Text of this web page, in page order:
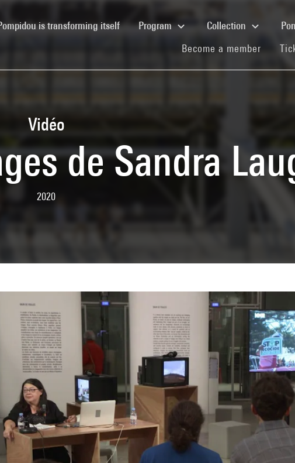
is transforming itself(current)Program Collection
Become a member
Vidéo
de Sandra
2020